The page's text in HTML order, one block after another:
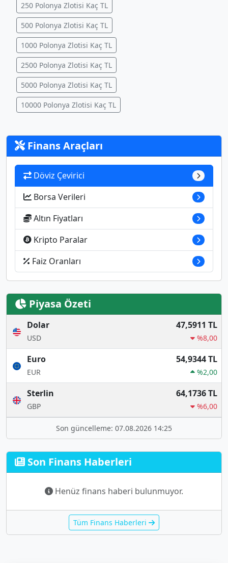
250 Polonya Zlotisi Kaç TL
500 Polonya Zlotisi Kaç TL
1000 Polonya Zlotisi Kaç TL
2500 Polonya Zlotisi Kaç TL
5000 Polonya Zlotisi Kaç TL
10000 Polonya Zlotisi Kaç TL
Finans Araçları
Döviz Çevirici
Borsa Verileri
Altın Fiyatları
Kripto Paralar
Faiz Oranları
Piyasa Özeti
Dolar
USD
47,5911 TL
%8,00
Euro
EUR
54,9344 TL
%2,00
Sterlin
GBP
64,1736 TL
%6,00
Son güncelleme: 07.08.2026 14:25
Son Finans Haberleri
Henüz finans haberi bulunmuyor.
Tüm Finans Haberleri